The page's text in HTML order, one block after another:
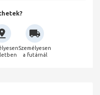
Személyesen
a futárnál